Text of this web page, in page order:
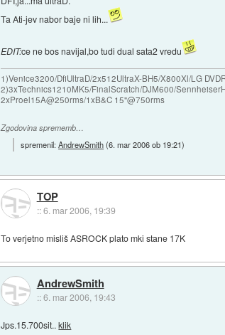
Ta Ati-jev nabor baje ni lih...
EDIT:ce ne bos navijal,bo tudi dual sata2 vredu
1)Venice3200/DfiUltraD/2x512UltraX-BH5/X800Xl/LG
2)3xTechnics1210MK5/FinalScratch/DJM600/
2xProel15A@250rms/1xB&C 15"@750rms
Zgodovina sprememb…
spremenil:AndrewSmith(6. mar 2006 ob 19:21)
TOP
::6. mar 2006, 19:39
To verjetno misliš ASROCK plato mki stane 17K
AndrewSmith
::6. mar 2006, 19:43
Jps.15.700sit..klik